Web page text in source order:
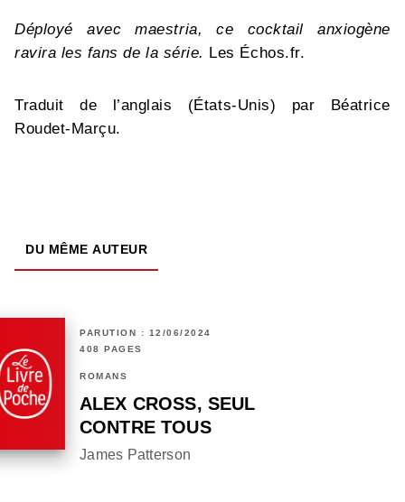
Déployé avec maestria, ce cocktail anxiogène
ravira les fans de la série. Les Échos.fr.
Traduit de l’anglais (États-Unis) par Béatrice
Roudet-Marçu.
DU MÊME AUTEUR
PARUTION : 12/06/2024
408 PAGES
ROMANS
ALEX CROSS, SEUL
CONTRE TOUS
James Patterson